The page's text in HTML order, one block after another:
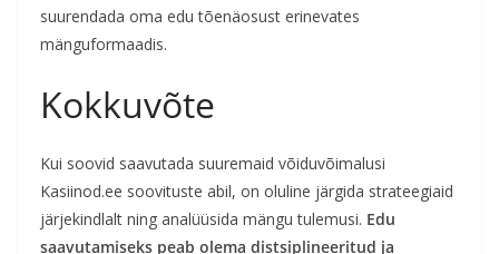
suurendada oma edu tõenäosust erinevates
mänguformaadis.
Kokkuvõte
Kui soovid saavutada suuremaid võiduvõimalusi
Kasiinod.ee soovituste abil, on oluline järgida strateegiaid
järjekindlalt ning analüüsida mängu tulemusi. Edu
saavutamiseks peab olema distsiplineeritud ja